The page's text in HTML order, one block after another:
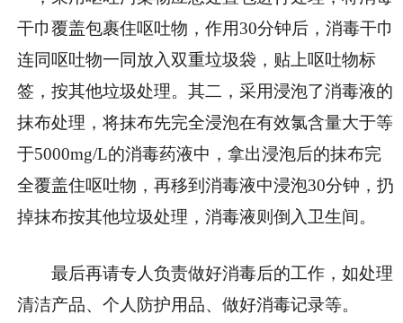
干巾覆盖包裹住呕吐物，作用30分钟后，消毒干巾
连同呕吐物一同放入双重垃圾袋，贴上呕吐物标
签，按其他垃圾处理。其二，采用浸泡了消毒液的
抹布处理，将抹布先完全浸泡在有效氯含量大于等
于5000mg/L的消毒药液中，拿出浸泡后的抹布完
全覆盖住呕吐物，再移到消毒液中浸泡30分钟，扔
掉抹布按其他垃圾处理，消毒液则倒入卫生间。
最后再请专人负责做好消毒后的工作，如处理
清洁产品、个人防护用品、做好消毒记录等。